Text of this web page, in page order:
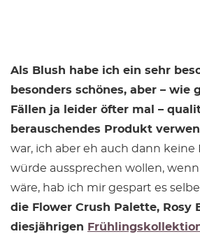
Als Blush habe ich ein sehr
besonders schönes, aber – wie
Fällen ja leider öfter mal –
berauschendes Produkt
war, ich aber eh auch dann
würde aussprechen wollen,
wäre, hab ich mir gespart es
die Flower Crush Palette, Rosy
diesjährigen